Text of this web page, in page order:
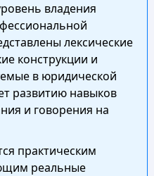
владения
лексические
конструкции и
в юридической
развитию навыков
и говорения на
практическим
реальные